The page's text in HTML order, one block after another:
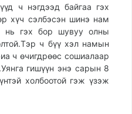
ч нэгдээд байгаа гэх
хүч сэлбэсэн шинэ нам
нь гэх бор шувуу олны
ч бүү хэл намын
ч өчигдрөөс сошиалаар
гишүүн энэ сарын 8
холбоотой гэж үзэж